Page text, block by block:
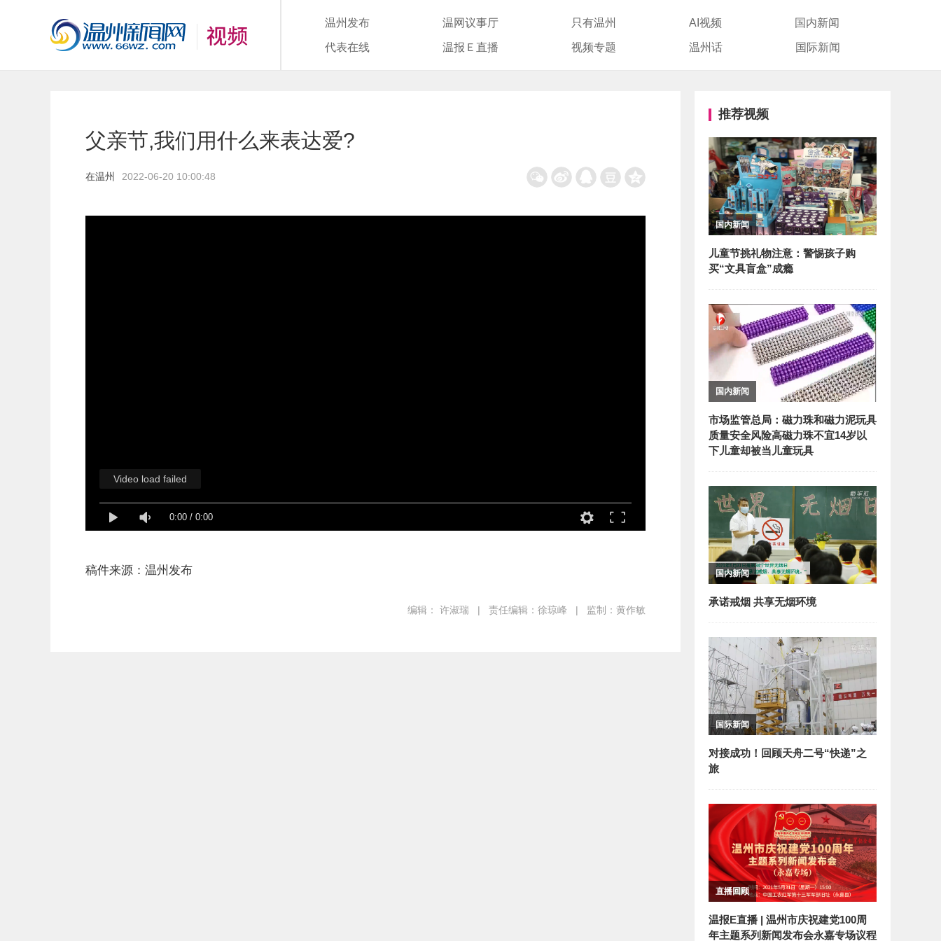
温州发布 温网议事厅 只有温州 AI视频 国内新闻
代表在线 温报Ｅ直播 视频专题 温州话 国际新闻
父亲节,我们用什么来表达爱?
在温州 2022-06-20 10:00:48
0:00 / 0:00
Video load failed
稿件来源：温州发布
编辑： 许淑瑞 | 责任编辑：徐琼峰 | 监制：黄作敏
推荐视频
国内新闻
儿童节挑礼物注意：警惕孩子购
买“文具盲盒”成瘾
国内新闻
市场监管总局：磁力珠和磁力泥玩具
质量安全风险高磁力珠不宜14岁以
下儿童却被当儿童玩具
国内新闻
承诺戒烟 共享无烟环境
国际新闻
对接成功！回顾天舟二号“快递”之
旅
直播回顾
温报E直播 | 温州市庆祝建党100周
年主题系列新闻发布会永嘉专场议程